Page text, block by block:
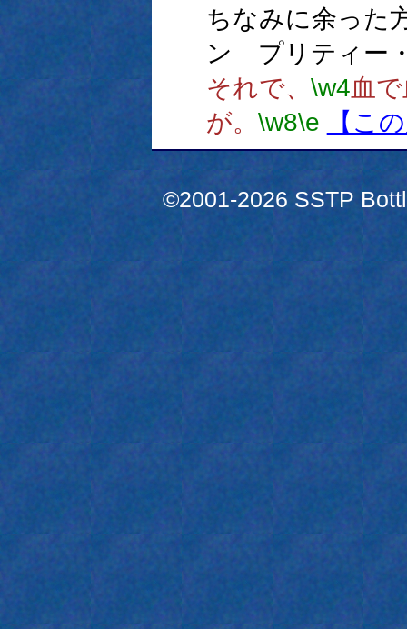
ちなみに余った
ン プリティー
それで、 \w4血
が。 \w8\e 【こ
©2001-2026 SSTP